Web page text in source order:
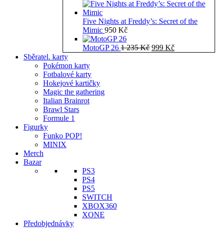
Five Nights at Freddy’s: Secret of the
Mimic 950 Kč
MotoGP 26 1 235Kč Původní
999 KčAktuální
Sběratel. karty
Pokémon karty
Fotbalové karty
Hokejové kartičky
Magic the gathering
Italian Brainrot
Brawl Stars
Formule 1
Figurky
Funko POP!
MINIX
Merch
Bazar
PS3
PS4
PS5
SWITCH
XBOX360
XONE
Předobjednávky